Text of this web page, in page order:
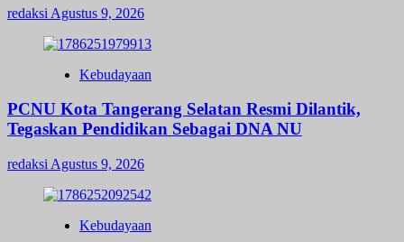
redaksi Agustus 9, 2026
Kebudayaan
PCNU Kota Tangerang Selatan Resmi Dilantik,
Tegaskan Pendidikan Sebagai DNA NU
redaksi Agustus 9, 2026
Kebudayaan